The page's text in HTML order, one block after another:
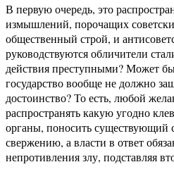
В первую очередь, это
измышлений, порочащих
общественный строй, и
руководствуются обличители
действия преступными? Может
государство вообще не должно
достоинство? То есть, любой
распространять какую угодно
органы, поносить существующий
свержению, а власти в ответ
непротивления злу, подставляя